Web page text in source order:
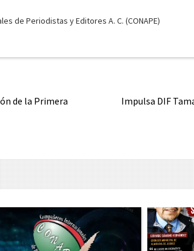
de Periodistas y Editores A. C. (CONAPE)
de la Primera
Impulsa DIF